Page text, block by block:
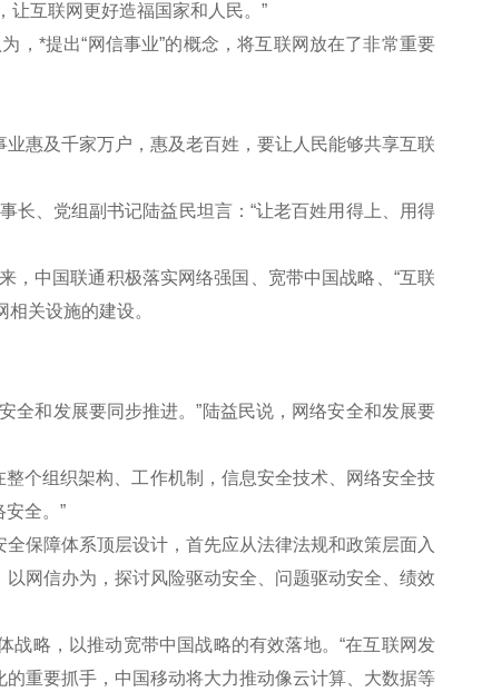
让互联网更好造福国家和人民。”
*提出“网信事业”的概念，将互联网放在了非常重要
惠及千家万户，惠及老百姓，要让人民能够共享互联
、党组副书记陆益民坦言：“让老百姓用得上、用得
中国联通积极落实网络强国、宽带中国战略、“互联
关设施的建设。
和发展要同步推进。”陆益民说，网络安全和发展要
个组织架构、工作机制，信息安全技术、网络安全技
全。”
障体系顶层设计，首先应从法律法规和政策层面入
网信办为，探讨风险驱动安全、问题驱动安全、绩效
略，以推动宽带中国战略的有效落地。“在互联网发
重要抓手，中国移动将大力推动像云计算、大数据等